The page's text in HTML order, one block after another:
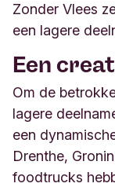
Zonder Vlees
een lagere
Een
Om de
lagere
een
Drenthe,
foodtrucks